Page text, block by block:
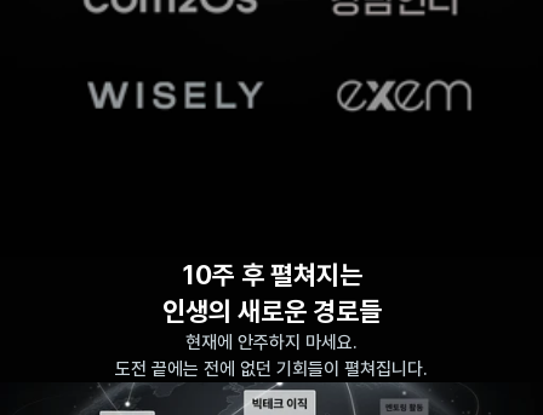
10주 후 펼쳐지는
인생의 새로운 경로들
현재에 안주하지 마세요.
도전 끝에는 전에 없던 기회들이 펼쳐집니다.